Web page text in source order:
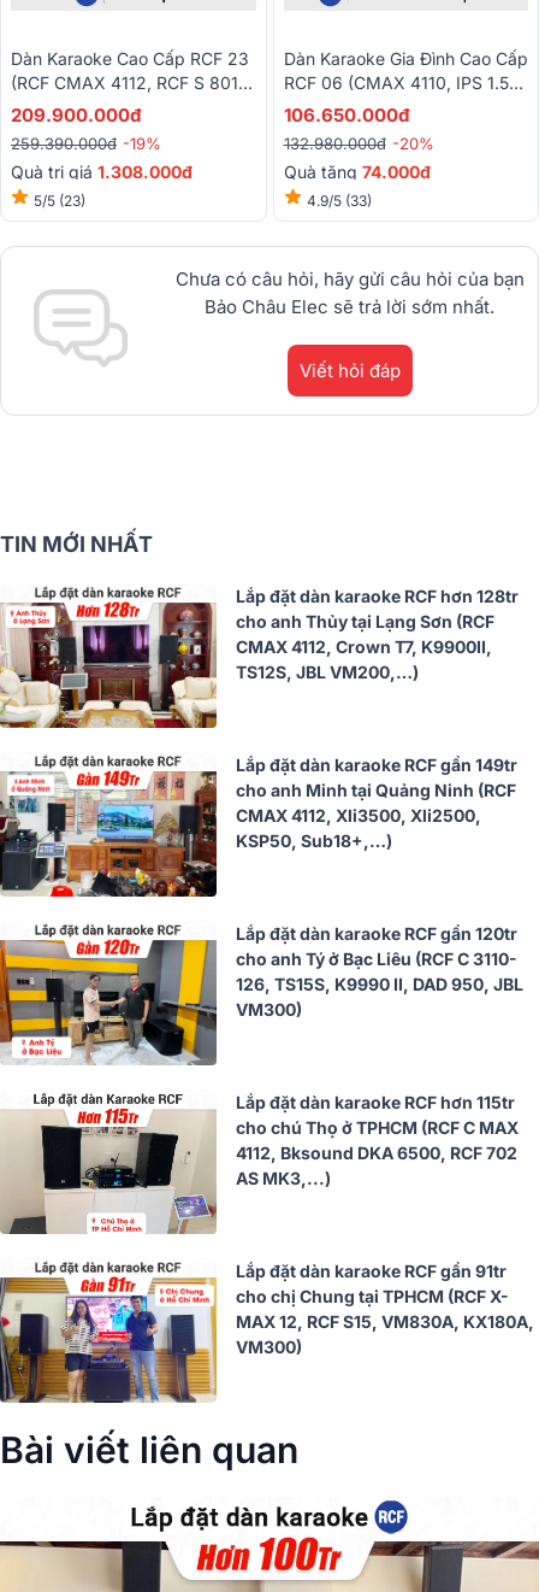
Dàn Karaoke Cao Cấp RCF 23
(RCF CMAX 4112, RCF S 8018
II, IPS 2.5K, IPS 5.0K, JBL
209.900.000đ
259.390.000đ -19%
Quà trị giá 1.308.000đ
5/5 (23)
Dàn Karaoke Gia Đình Cao Cấp
RCF 06 (CMAX 4110, IPS 1.5K,
KX190, Alto TS12S, VM300)
106.650.000đ
132.980.000đ -20%
Quà tặng 74.000đ
4.9/5 (33)
Chưa có câu hỏi, hãy gửi câu hỏi của bạn
Bảo Châu Elec sẽ trả lời sớm nhất.
Viết hỏi đáp
TIN MỚI NHẤT
Lắp đặt dàn karaoke RCF hơn 128tr
cho anh Thủy tại Lạng Sơn (RCF
CMAX 4112, Crown T7, K9900II,
TS12S, JBL VM200,…)
Lắp đặt dàn karaoke RCF gần 149tr
cho anh Minh tại Quảng Ninh (RCF
CMAX 4112, Xli3500, Xli2500,
KSP50, Sub18+,…)
Lắp đặt dàn karaoke RCF gần 120tr
cho anh Tý ở Bạc Liêu (RCF C 3110-
126, TS15S, K9990 II, DAD 950, JBL
VM300)
Lắp đặt dàn karaoke RCF hơn 115tr
cho chú Thọ ở TPHCM (RCF C MAX
4112, Bksound DKA 6500, RCF 702
AS MK3,...)
Lắp đặt dàn karaoke RCF gần 91tr
cho chị Chung tại TPHCM (RCF X-
MAX 12, RCF S15, VM830A, KX180A,
VM300)
Bài viết liên quan